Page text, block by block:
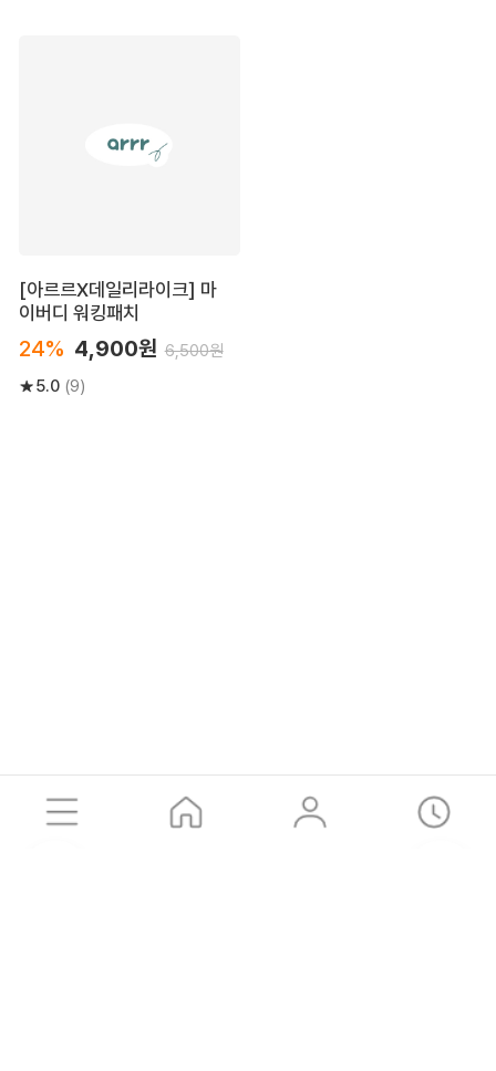
카카오톡 SMS URL 복사
[아르르X데일리라이크] 마
이버디 워킹패치
24% 4,900원 6,500원
5.0 (9)